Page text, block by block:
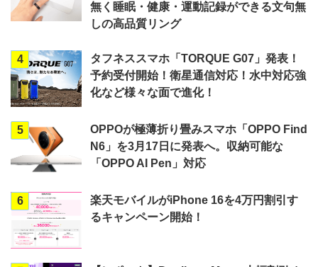
無く睡眠・健康・運動記録ができる文句無
しの高品質リング
4
タフネススマホ「TORQUE G07」発表！
予約受付開始！衛星通信対応！水中対応強
化など様々な面で進化！
5
OPPOが極薄折り畳みスマホ「OPPO Find
N6」を3月17日に発表へ。収納可能な
「OPPO AI Pen」対応
6
楽天モバイルがiPhone 16を4万円割引す
るキャンペーン開始！